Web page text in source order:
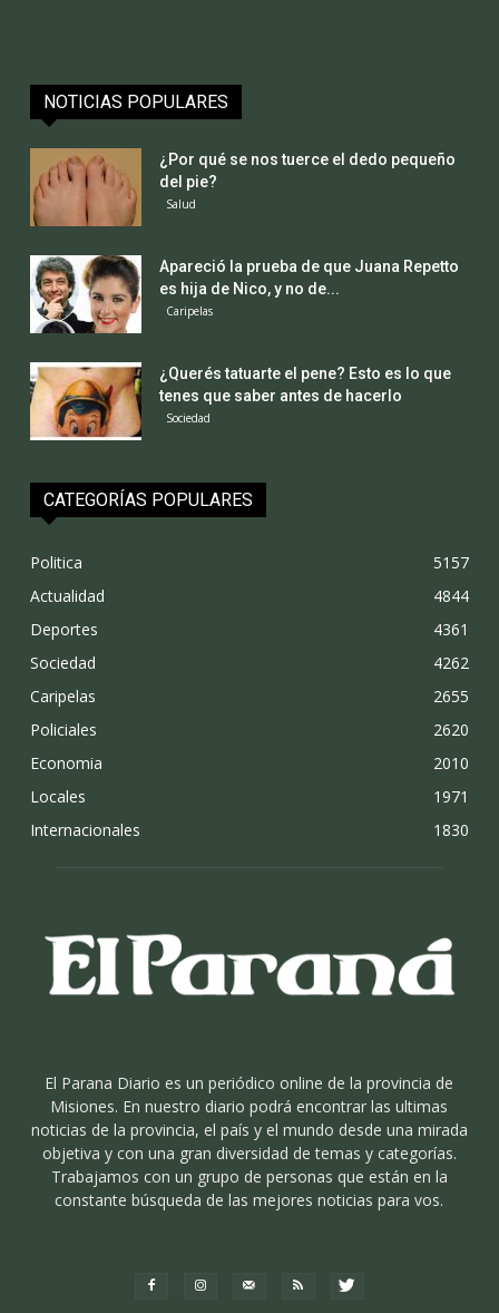
NOTICIAS POPULARES
¿Por qué se nos tuerce el dedo pequeño
del pie?
Salud
Apareció la prueba de que Juana Repetto
es hija de Nico, y no de...
Caripelas
¿Querés tatuarte el pene? Esto es lo que
tenes que saber antes de hacerlo
Sociedad
CATEGORÍAS POPULARES
Politica
5157
Actualidad
4844
Deportes
4361
Sociedad
4262
Caripelas
2655
Policiales
2620
Economia
2010
Locales
1971
Internacionales
1830
El Parana Diario es un periódico online de la provincia de
Misiones. En nuestro diario podrá encontrar las ultimas
noticias de la provincia, el país y el mundo desde una mirada
objetiva y con una gran diversidad de temas y categorías.
Trabajamos con un grupo de personas que están en la
constante búsqueda de las mejores noticias para vos.